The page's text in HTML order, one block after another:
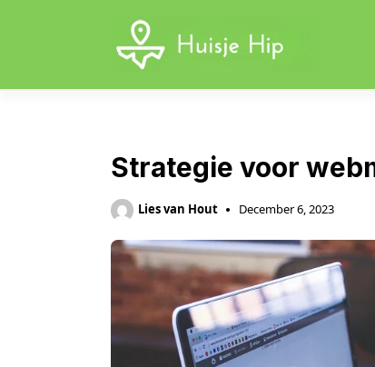
Strategie voor
Lies van Hout December 6, 2023